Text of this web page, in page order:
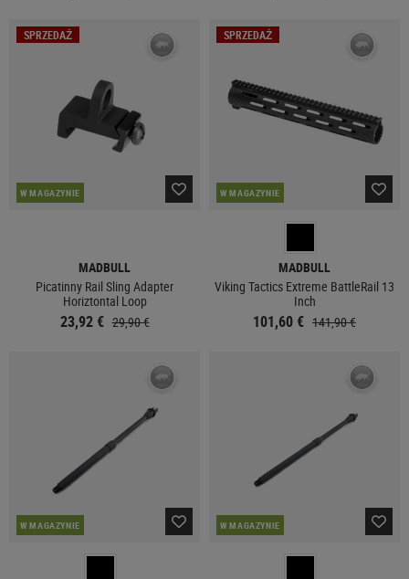
SPRZEDAŻ
W MAGAZYNIE
MADBULL
Picatinny Rail Sling Adapter
Horiztontal Loop
23,92 € 29,90 €
SPRZEDAŻ
W MAGAZYNIE
MADBULL
Viking Tactics Extreme BattleRail 13
Inch
101,60 € 141,90 €
W MAGAZYNIE W MAGAZYNIE